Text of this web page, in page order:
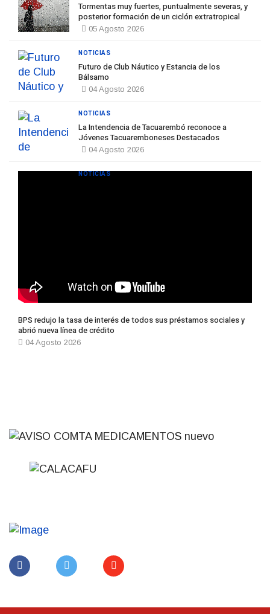
Tormentas muy fuertes, puntualmente severas, y
posterior formación de un ciclón extratropical
05 Agosto 2026
Futuro de Club Náutico y Estancia de los
Bálsamo
04 Agosto 2026
NOTICIAS
La Intendencia de Tacuarembó reconoce a
Jóvenes Tacuaremboneses Destacados
04 Agosto 2026
NOTICIAS
BPS redujo la tasa de interés de todos sus préstamos sociales y
abrió nueva línea de crédito
04 Agosto 2026
NOTICIAS